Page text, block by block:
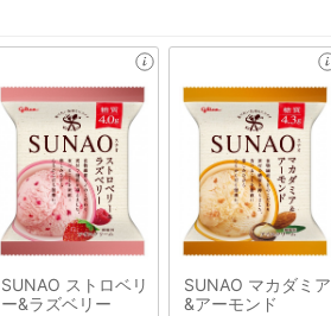
SUNAO ストロベリ
ー&ラズベリー
SUNAO マカダミア
&アーモンド